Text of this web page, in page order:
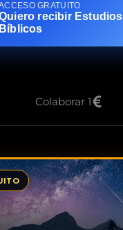
GRATUITO
recibir Estudios
Bíblicos
Colaborar 1